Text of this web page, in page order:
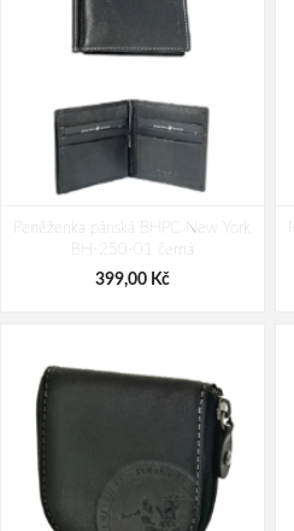
55-23 antracitová 38 L
1 790,00 Kč
Peněženka pánská BHPC New York
BH-250-01 černá
399,00 Kč